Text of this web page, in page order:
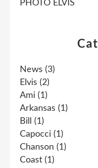
News (3)
Elvis (2)
Ami (1)
Arkansas (1)
Bill
(1)
Capocci (1)
Chanson (1)
Coast (1)
PHOTO ELVIS